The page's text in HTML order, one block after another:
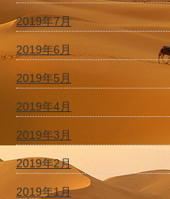
2019年7月
2019年6月
2019年5月
2019年4月
2019年3月
2019年2月
2019年1月